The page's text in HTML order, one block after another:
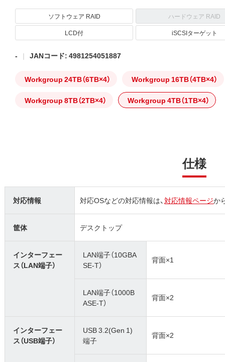
ソフトウェア RAID
ハードウェア RAID
LCD付
iSCSIターゲット
- JANコード: 4981254051887
Workgroup 24TB（6TB×4） Workgroup 16TB（4TB×4）
Workgroup 8TB（2TB×4） Workgroup 4TB（1TB×4）
仕様
対応情報 対応OSなどの対応情報は、対応情報ページか
筐体 デスクトップ
インターフェー
ス（LAN端子）
LAN端子（10GBA
SE-T）
背面×1
LAN端子（1000B
ASE-T）
背面×2
インターフェー
ス（USB端子）
USB 3.2(Gen 1)
端子
背面×2